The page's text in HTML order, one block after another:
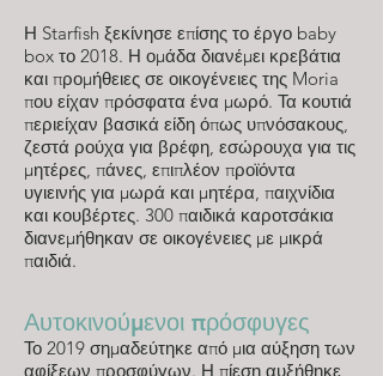
Η Starfish ξεκίνησε επίσης το έργο baby
box το 2018. Η ομάδα διανέμει κρεβάτια
και προμήθειες σε οικογένειες της Moria
που είχαν πρόσφατα ένα μωρό. Τα κουτιά
περιείχαν βασικά είδη όπως υπνόσακους,
ζεστά ρούχα για βρέφη, εσώρουχα για τις
μητέρες, πάνες, επιπλέον προϊόντα
υγιεινής για μωρά και μητέρα, παιχνίδια
και κουβέρτες. 300 παιδικά καροτσάκια
διανεμήθηκαν σε οικογένειες με μικρά
παιδιά.
Αυτοκινούμενοι πρόσφυγες
Το 2019 σημαδεύτηκε από μια αύξηση των
αφίξεων προσφύγων. Η πίεση αυξήθηκε